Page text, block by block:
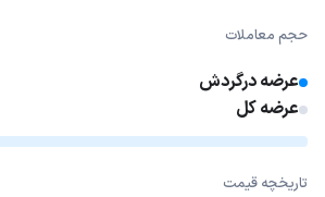
حجم معاملات
عرضه درگردش
عرضه کل
تاریخچه قیمت